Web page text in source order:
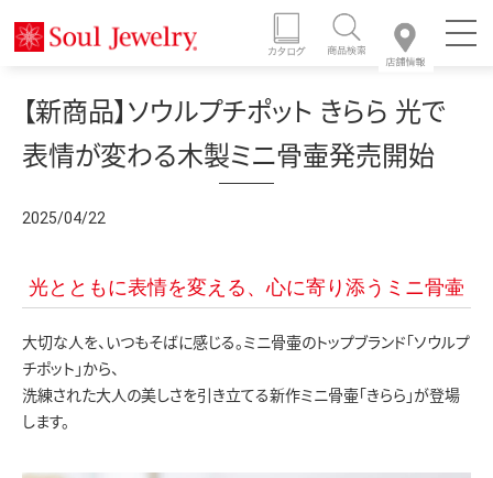
【新商品】ソウルプチポット きらら 光で
表情が変わる木製ミニ骨壷発売開始
2025/04/22
光とともに表情を変える、心に寄り添うミニ骨壷
大切な人を、いつもそばに感じる。ミニ骨壷のトップブランド「ソウルプ
チポット」から、
洗練された大人の美しさを引き立てる新作ミニ骨壷「きらら」が登場
します。